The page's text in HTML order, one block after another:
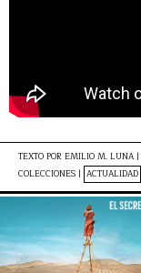
TEXTO POR EMILIO M. LUNA |
COLECCIONES | ACTUALIDAD